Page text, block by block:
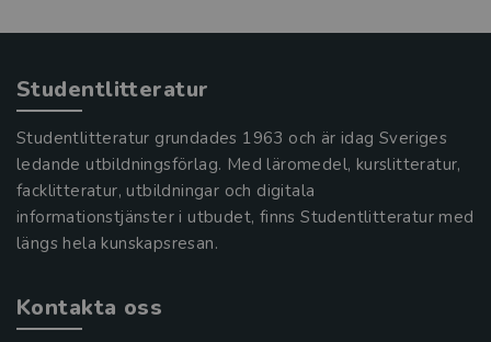
Studentlitteratur
Studentlitteratur grundades 1963 och är idag Sveriges
ledande utbildningsförlag. Med läromedel, kurslitteratur,
facklitteratur, utbildningar och digitala
informationstjänster i utbudet, finns Studentlitteratur med
längs hela kunskapsresan.
Kontakta oss